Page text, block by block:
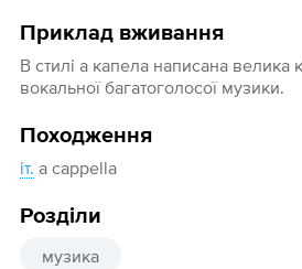
Приклад вживання
В стилі а капела написана велика
вокальної багатоголосої музики.
Походження
іт. a cappella
Розділи
музика